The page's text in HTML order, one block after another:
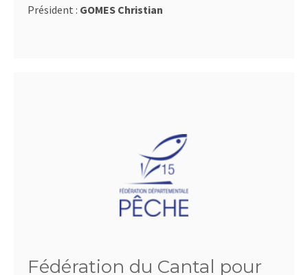
Président : GOMES Christian
Fédération du Cantal pour